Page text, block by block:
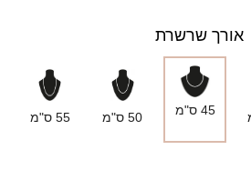
אורך שרשרת
45 ס"מ 50 ס"מ 55 ס"מ